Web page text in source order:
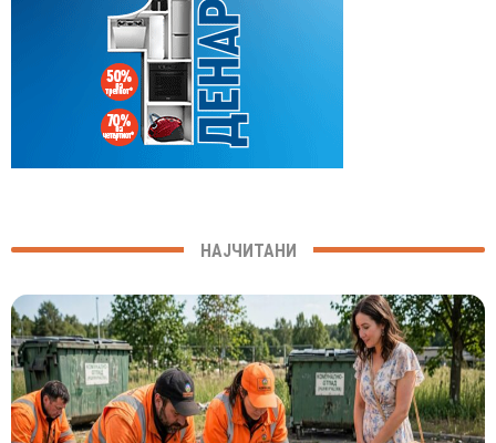
НАЈЧИТАНИ